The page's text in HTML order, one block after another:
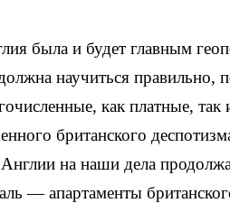
была и будет главным
научиться правильно,
как платные, так
британского
на наши дела
— апартаменты